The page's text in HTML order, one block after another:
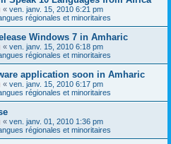
« ven. janv. 15, 2010 6:21 pm
régionales et minoritaires
Windows 7 in Amharic
« ven. janv. 15, 2010 6:18 pm
régionales et minoritaires
application soon in Amharic
« ven. janv. 15, 2010 6:17 pm
régionales et minoritaires
« ven. janv. 01, 2010 1:36 pm
régionales et minoritaires